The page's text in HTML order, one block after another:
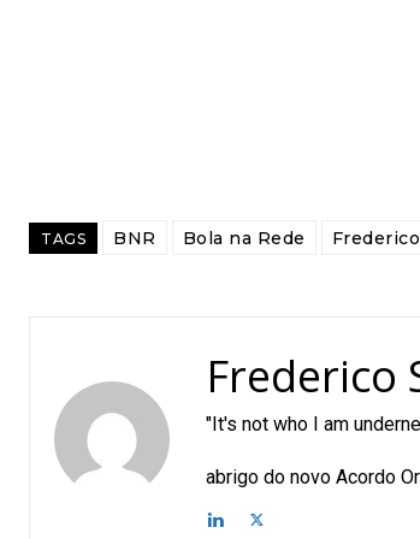
TAGS BNR Bola na Rede
Frederico
"It's not who I am
O O
abrigo do novo Acordo